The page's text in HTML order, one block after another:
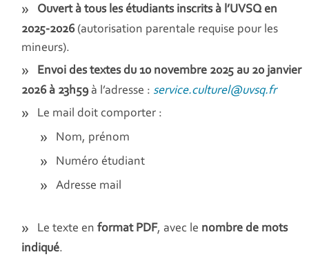
Ouvert à tous les étudiants inscrits à l’UVSQ en
2025-2026(autorisation parentale requise pour les
mineurs).
Envoi des textes du 10 novembre 2025 au 20 janvier
2026 à 23h59à l’adresse : service.culturel@uvsq.fr
Le mail doit comporter :
Nom, prénom
Numéro étudiant
Adresse mail
Le texte enformat PDF, avec le nombre de mots
indiqué.